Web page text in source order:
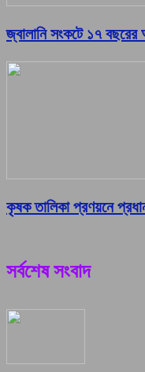
জ্বালানি সংকটে ১৭ বছরের
কৃষক তালিকা প্রণয়নে
সর্বশেষ সংবাদ